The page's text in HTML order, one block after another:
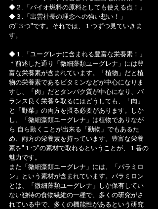
◆２.「バイオ燃料の原料としても使える点！」
◆３.「出雲社長の理念への強い想い！」
の"３つ"です。それでは、１つずつ見ていきま
す。
◆１.「ユーグレナに含まれる豊富な栄養素！」
＊前述した通り「微細藻類ユーグレナ」には豊
富な栄養素が含まれています。「植物」だと植
物の栄養素であるビタミンなどが中心になりま
すし、「肉」だとタンパク質が中心になり、バ
ランス良く栄養を取るにはどうしても、「肉」
と「野菜」の両方を摂る必要があります。しか
し、「微細藻類ユーグレナ」は植物でありなが
ら 自ら動くことが出来る「動物」でもあるた
め、両方の栄養素を持っています。豊富な栄養
素を"１つ"の素材で取れるということが、１番の
魅力です。
また「微細藻類ユーグレナ」には、「パラミロ
ン」という素材が含まれています。パラミロン
とは、「微細藻類ユーグレナ」しか保有してい
ない独特の食物繊維の一種で、多くの研究がさ
れている中で、多くの機能性があるという研究